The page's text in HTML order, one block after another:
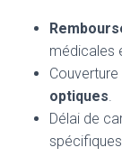
médicales
Couverture
optiques.
Délai de